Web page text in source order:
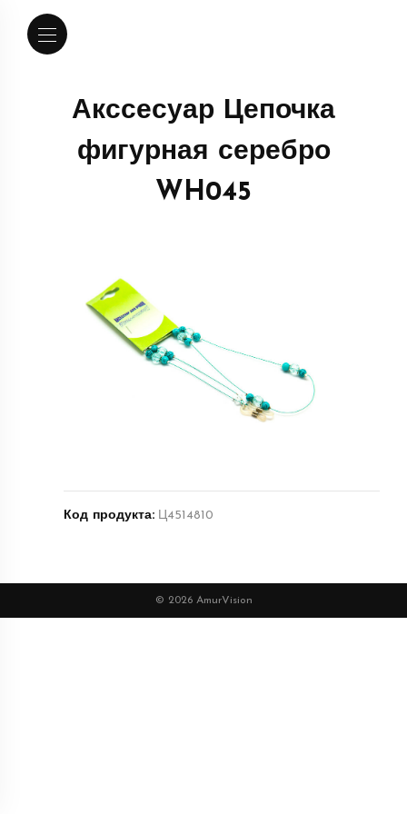
Акссесуар Цепочка
фигурная серебро
WH045
Код продукта: Ц4514810
© 2026 AmurVision